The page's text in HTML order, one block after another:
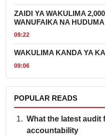
ZAIDI YA WAKULIMA
WANUFAIKA NA
09:22
WAKULIMA KANDA YA
09:06
POPULAR READS
What the latest
accountability